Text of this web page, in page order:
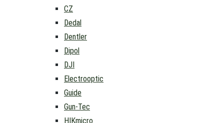
CZ
Dedal
Dentler
Dipol
DJI
Electrooptic
Guide
Gun-Tec
HIKmicro